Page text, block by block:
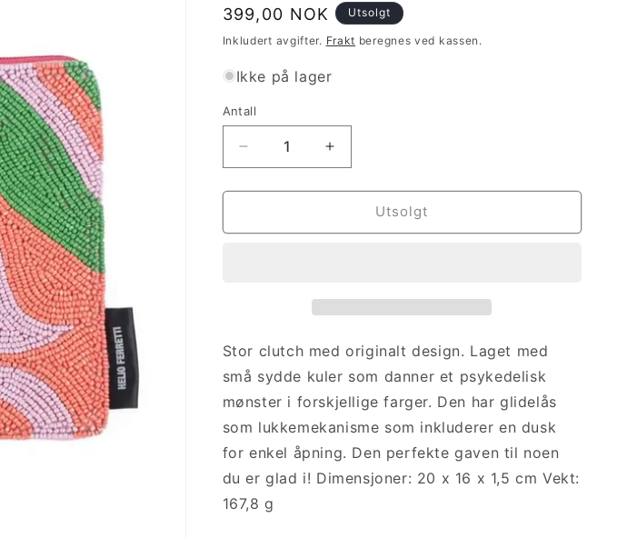
Vanlig
pris
399,00 NOK Utsolgt
Inkludert avgifter. Frakt beregnes ved kassen.
Ikke på lager
Antall
Antall
antallet
for
Perle
Øk
antallet
for
Psykedelisk
Perle
Utsolgt
Stor clutch med originalt design. Laget med
små sydde kuler som danner et psykedelisk
mønster i forskjellige farger. Den har glidelås
som lukkemekanisme som inkluderer en dusk
for enkel åpning. Den perfekte gaven til noen
du er glad i! Dimensjoner: 20 x 16 x 1,5 cm Vekt:
167,8 g